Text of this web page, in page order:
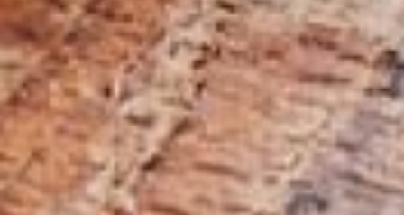
Máquinas cepilladoras y lijadoras de cepillos
Sierras de cinta
Taladros
Seccionadoras
Briquetadoras
Prensas de platos calientes & prensas de vacío